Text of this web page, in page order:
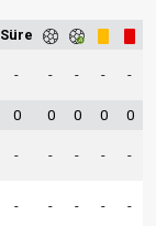
Süre
- - - - -
0 0 0 0 0
- - - - -
- - - - -